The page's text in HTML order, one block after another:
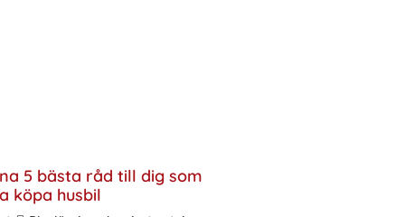
5 bästa råd till dig som
köpa husbil